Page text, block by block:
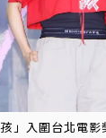
」入圍台北電